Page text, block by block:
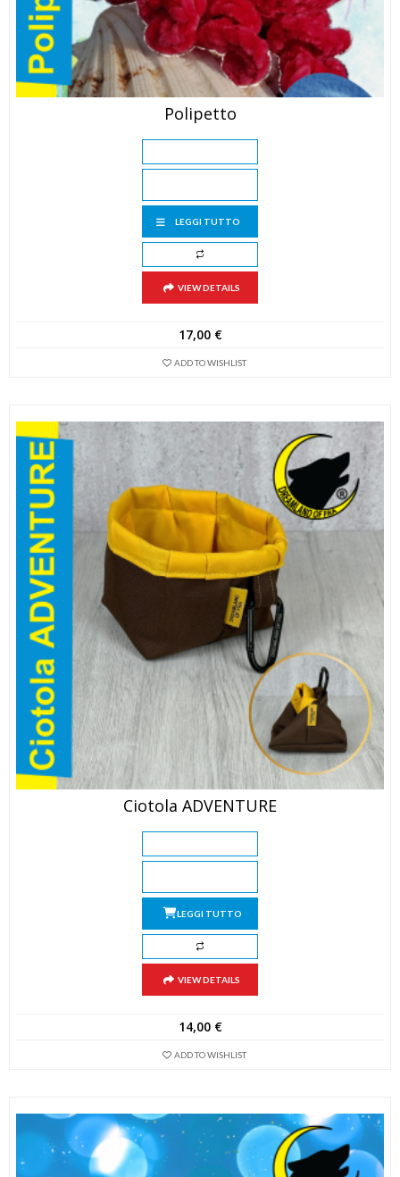
Polipetto
LEGGI TUTTO
VIEW DETAILS
17,00 €
ADD TO WISHLIST
Ciotola ADVENTURE
LEGGI TUTTO
VIEW DETAILS
14,00 €
ADD TO WISHLIST